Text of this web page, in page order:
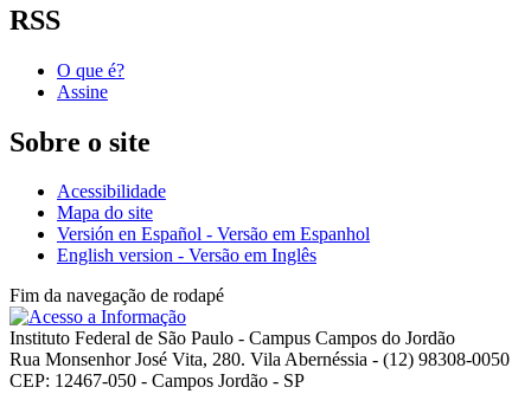
RSS
O que é?
Assine
Sobre o site
Acessibilidade
Mapa do site
Versión en Español - Versão em Espanhol
English version - Versão em Inglês
Fim da navegação de rodapé
Instituto Federal de São Paulo - Campus Campos do Jordão
Rua Monsenhor José Vita, 280. Vila Abernéssia - (12) 98308-0050
CEP: 12467-050 - Campos Jordão - SP